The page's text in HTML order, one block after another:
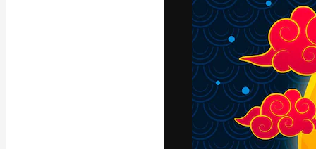
La
migliori lavori.
creativi,
Italiano